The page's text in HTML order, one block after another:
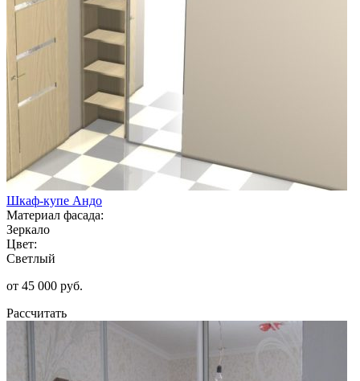
Шкаф-купе Андо
Материал фасада:
Зеркало
Цвет:
Светлый
от 45 000 руб.
Рассчитать